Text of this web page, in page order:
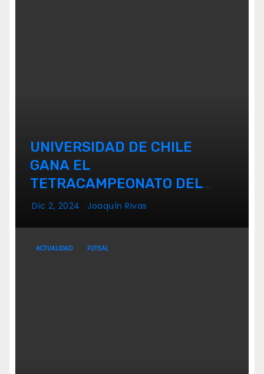
UNIVERSIDAD DE CHILE
GANA EL
TETRACAMPEONATO DEL
FUTSAL FEMENINO
Dic 2, 2024 Joaquín Rivas
ACTUALIDAD FUTSAL